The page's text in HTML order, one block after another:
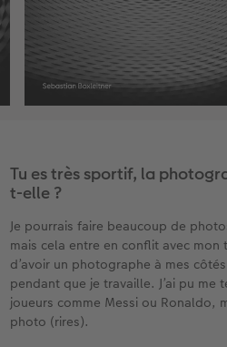
Tu es très sportif, la
t-elle ?
Je pourrais faire beaucoup de
mais cela entre en conflit avec mon
d’avoir un photographe à mes
pendant que je travaille. J’ai pu me
joueurs comme Messi ou Ronaldo,
photo (rires).